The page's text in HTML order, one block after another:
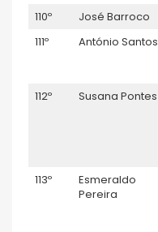
110º José Barroco
111º
António Santos
112º Susana Pontes
113º
Esmeraldo
Pereira